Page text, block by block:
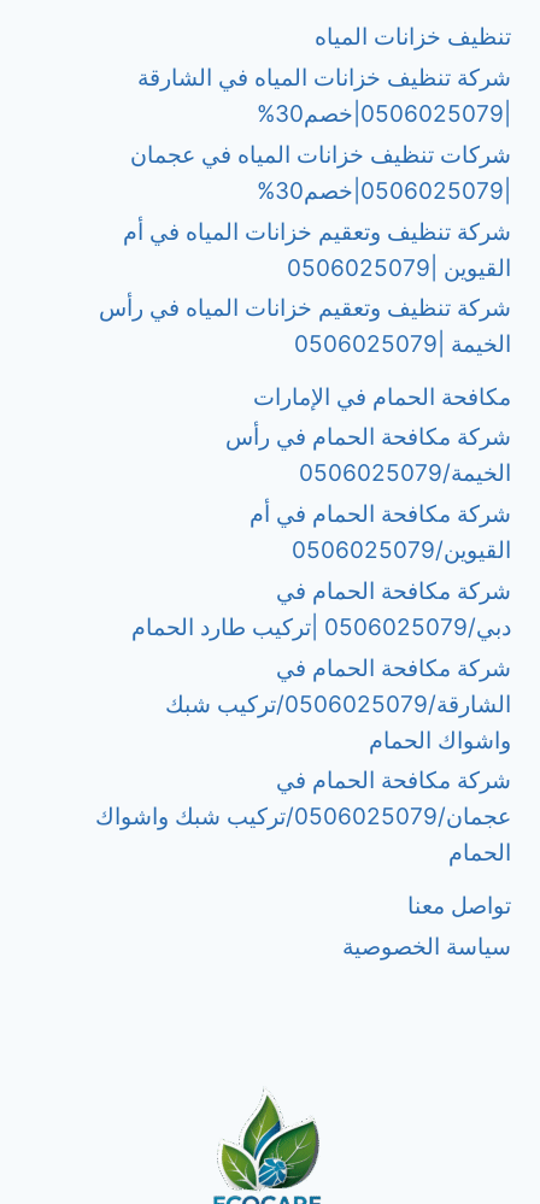
تنظيف خزانات المياه
شركة تنظيف خزانات المياه في الشارقة
شركات تنظيف خزانات المياه في عجمان
شركة تنظيف وتعقيم خزانات المياه في أم
القيوين |0506025079
شركة تنظيف وتعقيم خزانات المياه في رأس
الخيمة |0506025079
مكافحة الحمام في الإمارات
شركة مكافحة الحمام في رأس
الخيمة/0506025079
شركة مكافحة الحمام في أم
القيوين/0506025079
شركة مكافحة الحمام في
دبي/0506025079 |تركيب طارد الحمام
شركة مكافحة الحمام في
الشارقة/0506025079/تركيب شبك
واشواك الحمام
شركة مكافحة الحمام في
عجمان/0506025079/تركيب شبك واشواك
الحمام
تواصل معنا
سياسة الخصوصية